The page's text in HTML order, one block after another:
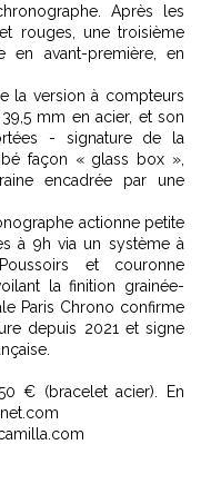
Après les
rouges, une troisième
en avant-première, en
la version à compteurs
mm en acier, et son
- signature de la
façon « glass box »,
encadrée par une
actionne petite
à 9h via un système à
et couronne
la finition grainée-
Paris Chrono confirme
depuis 2021 et signe
€ (bracelet acier). En